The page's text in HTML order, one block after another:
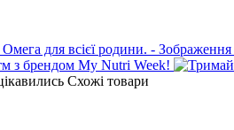
з брендом My Nutri Week!
Схожі товари